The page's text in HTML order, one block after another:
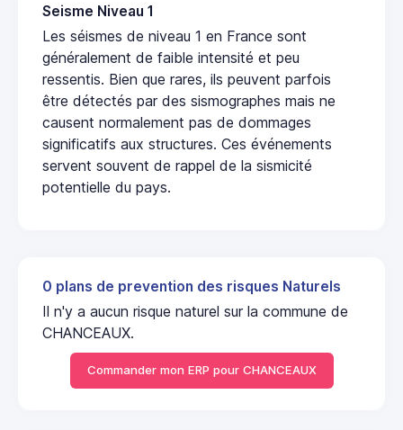
Seisme Niveau 1
Les séismes de niveau 1 en France sont
généralement de faible intensité et peu
ressentis. Bien que rares, ils peuvent parfois
être détectés par des sismographes mais ne
causent normalement pas de dommages
significatifs aux structures. Ces événements
servent souvent de rappel de la sismicité
potentielle du pays.
0 plans de prevention des risques Naturels
Il n'y a aucun risque naturel sur la commune de
CHANCEAUX.
Commander mon ERP pour CHANCEAUX